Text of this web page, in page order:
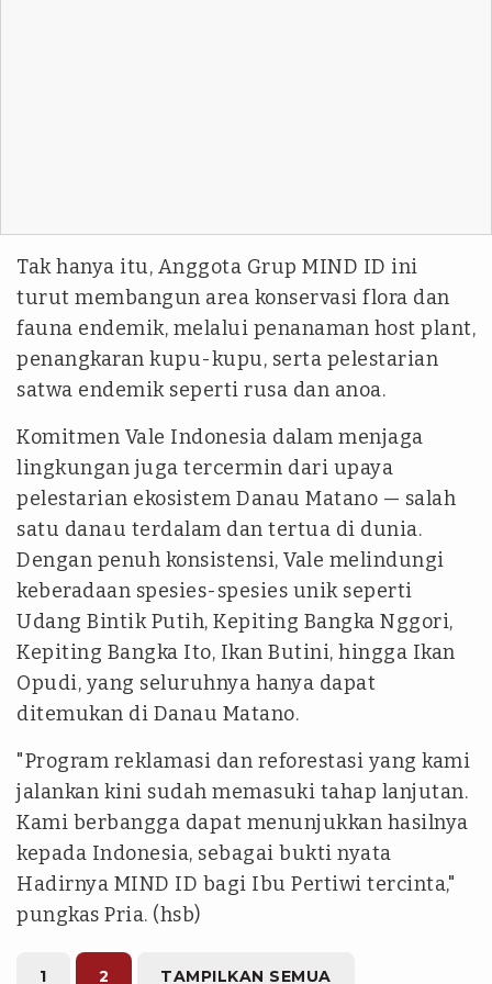
Tak hanya itu, Anggota Grup MIND ID ini
turut membangun area konservasi flora dan
fauna endemik, melalui penanaman host plant,
penangkaran kupu-kupu, serta pelestarian
satwa endemik seperti rusa dan anoa.
Komitmen Vale Indonesia dalam menjaga
lingkungan juga tercermin dari upaya
pelestarian ekosistem Danau Matano — salah
satu danau terdalam dan tertua di dunia.
Dengan penuh konsistensi, Vale melindungi
keberadaan spesies-spesies unik seperti
Udang Bintik Putih, Kepiting Bangka Nggori,
Kepiting Bangka Ito, Ikan Butini, hingga Ikan
Opudi, yang seluruhnya hanya dapat
ditemukan di Danau Matano.
"Program reklamasi dan reforestasi yang kami
jalankan kini sudah memasuki tahap lanjutan.
Kami berbangga dapat menunjukkan hasilnya
kepada Indonesia, sebagai bukti nyata
Hadirnya MIND ID bagi Ibu Pertiwi tercinta,"
pungkas Pria. (hsb)
1 2 TAMPILKAN SEMUA